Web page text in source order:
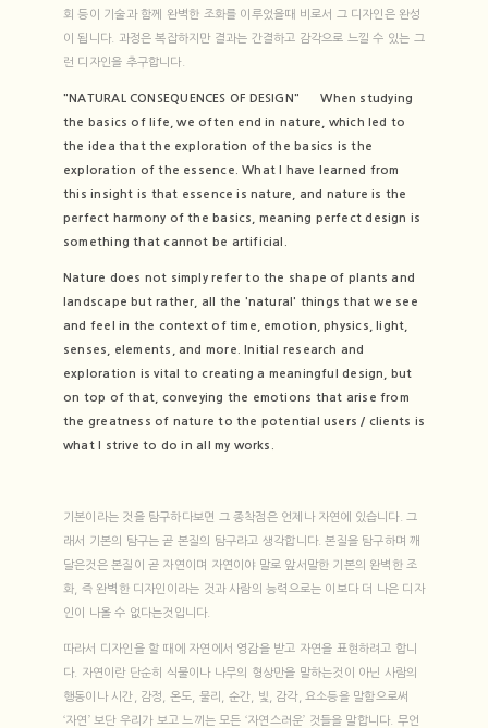
회 등이 기술과 함께 완벽한 조화를 이루었을때 비로서 그 디자인은 완성
이 됩니다. 과정은 복잡하지만 결과는 간결하고 감각으로 느낄 수 있는 그
런 디자인을 추구합니다.
"NATURAL CONSEQUENCES OF DESIGN" When studying
the basics of life, we often end in nature, which led to
the idea that the exploration of the basics is the
exploration of the essence. What I have learned from
this insight is that essence is nature, and nature is the
perfect harmony of the basics, meaning perfect design is
something that cannot be artificial.
Nature does not simply refer to the shape of plants and
landscape but rather, all the 'natural' things that we see
and feel in the context of time, emotion, physics, light,
senses, elements, and more. Initial research and
exploration is vital to creating a meaningful design, but
on top of that, conveying the emotions that arise from
the greatness of nature to the potential users / clients is
what I strive to do in all my works.
기본이라는 것을 탐구하다보면 그 종착점은 언제나 자연에 있습니다. 그
래서 기본의 탐구는 곧 본질의 탐구라고 생각합니다. 본질을 탐구하며 깨
달은것은 본질이 곧 자연이며 자연이야 말로 앞서말한 기본의 완벽한 조
화, 즉 완벽한 디자인이라는 것과 사람의 능력으로는 이보다 더 나은 디자
인이 나올 수 없다는것입니다.
따라서 디자인을 할 때에 자연에서 영감을 받고 자연을 표현하려고 합니
다. 자연이란 단순히 식물이나 나무의 형상만을 말하는것이 아닌 사람의
행동이나 시간, 감정, 온도, 물리, 순간, 빛, 감각, 요소등을 말함으로써
‘자연’ 보단 우리가 보고 느끼는 모든 ‘자연스러운’ 것들을 말합니다. 무언